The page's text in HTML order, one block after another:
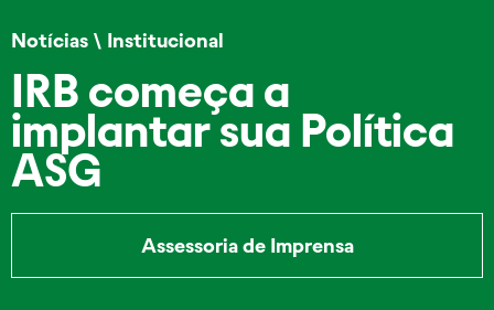
Notícias \ Institucional
IRB começa a
implantar sua Política
ASG
Assessoria de Imprensa